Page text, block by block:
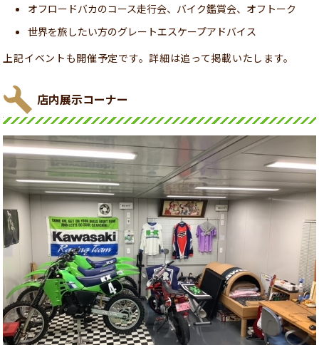
オフロードバカのコース走行会、バイク鑑賞会、オフトーク
世界を旅したい方のグレートエスケープアドバイス
上記イベントも開催予定です。詳細は追って掲載いたします。
店内展示コーナー